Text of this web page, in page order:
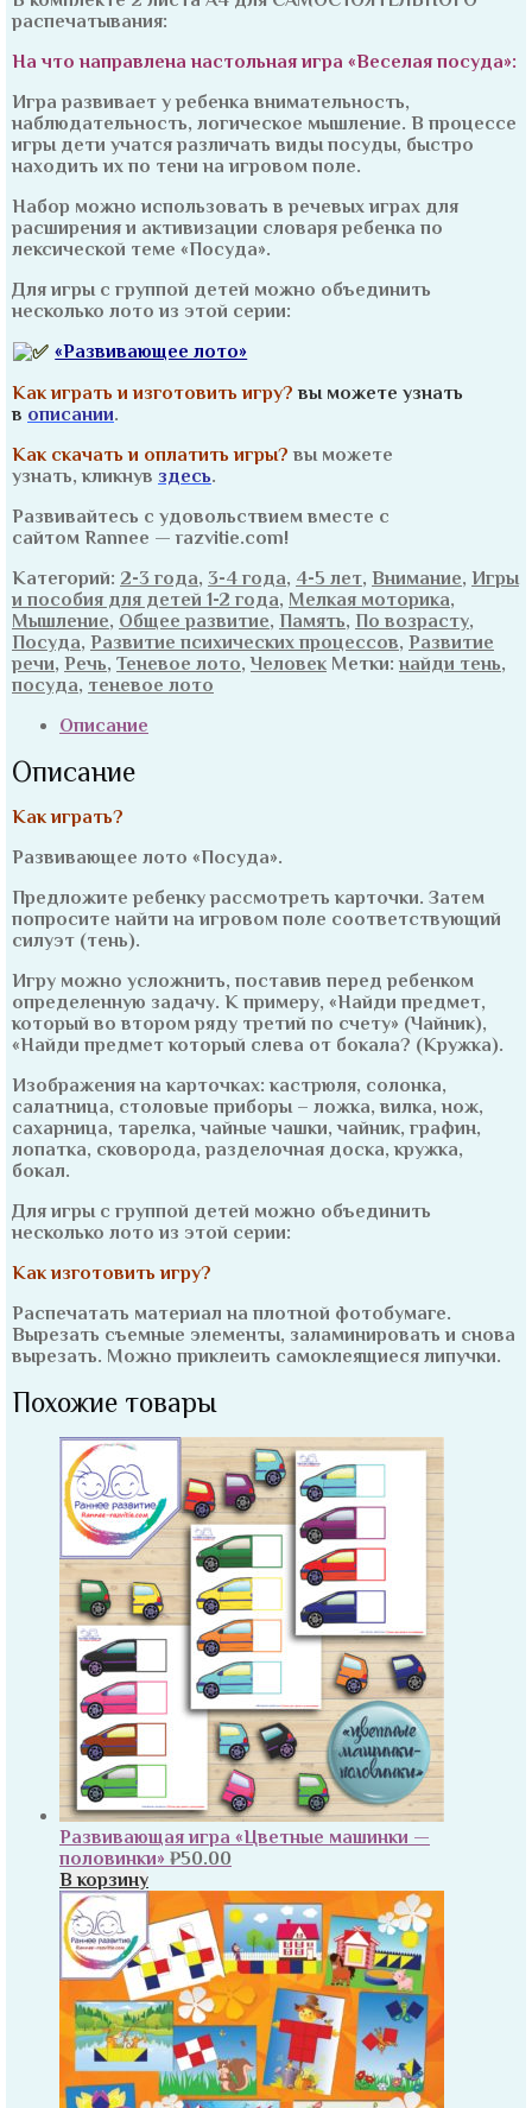
распечатывания:
На что направлена настольная игра «Веселая посуда»:
Игра развивает у ребенка внимательность,
наблюдательность, логическое мышление. В процессе
игры дети учатся различать виды посуды, быстро
находить их по тени на игровом поле.
Набор можно использовать в речевых играх для
расширения и активизации словаря ребенка по
лексической теме «Посуда».
Для игры с группой детей можно объединить
несколько лото из этой серии:
«Развивающее лото»
Как играть и изготовить игру? вы можете узнать
в описании.
Как скачать и оплатить игры? вы можете
узнать, кликнув здесь.
Развивайтесь с удовольствием вместе с
сайтом Rannee — razvitie.com!
Категорий: 2-3 года, 3-4 года, 4-5 лет, Внимание, Игры
и пособия для детей 1-2 года, Мелкая моторика,
Мышление, Общее развитие, Память, По возрасту,
Посуда, Развитие психических процессов, Развитие
речи, Речь, Теневое лото,Человек Метки:найди тень,
посуда, теневое лото
Описание
Описание
Как играть?
Развивающее лото «Посуда».
Предложите ребенку рассмотреть карточки. Затем
попросите найти на игровом поле соответствующий
силуэт (тень).
Игру можно усложнить, поставив перед ребенком
определенную задачу. К примеру, «Найди предмет,
который во втором ряду третий по счету» (Чайник),
«Найди предмет который слева от бокала? (Кружка).
Изображения на карточках: кастрюля, солонка,
салатница, столовые приборы – ложка, вилка, нож,
сахарница, тарелка, чайные чашки, чайник, графин,
лопатка, сковорода, разделочная доска, кружка,
бокал.
Для игры с группой детей можно объединить
несколько лото из этой серии:
Как изготовить игру?
Распечатать материал на плотной фотобумаге.
Вырезать съемные элементы, заламинировать и снова
вырезать. Можно приклеить самоклеящиеся липучки.
Похожие товары
Развивающая игра «Цветные машинки —
половинки» ₽50.00
В корзину